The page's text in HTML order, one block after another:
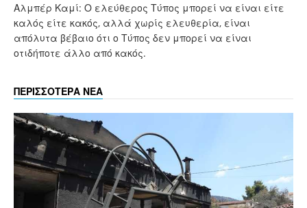
Αλμπέρ Καμί: Ο ελεύθερος Τύπος μπορεί να είναι είτε
καλός είτε κακός, αλλά χωρίς ελευθερία, είναι
απόλυτα βέβαιο ότι ο Τύπος δεν μπορεί να είναι
οτιδήποτε άλλο από κακός.
ΠΕΡΙΣΣΟΤΕΡΑ ΝΕΑ